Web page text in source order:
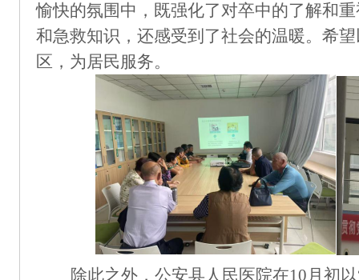
愉快的氛围中，既强化了对卒中的了解和
和急救知识，还感受到了社会的温暖。 希
区 ，为居民服务。
除此之外，公安县人民医院在10月初